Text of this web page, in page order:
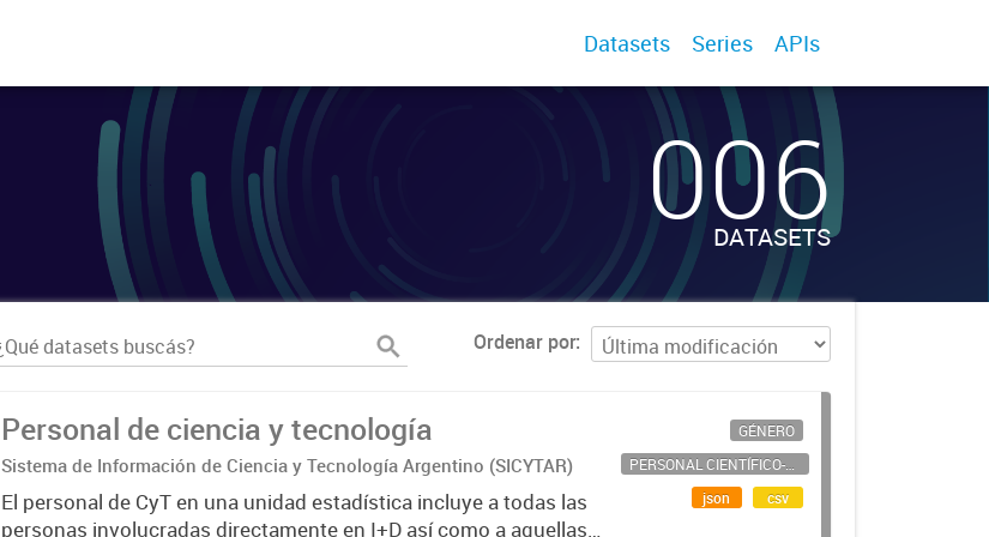
Datasets Series APIs
006
DATASETS
Ordenar por
Personal de ciencia y tecnología
Sistema de Información de Ciencia y Tecnología Argentino (SICYTAR)
El personal de CyT en una unidad estadística incluye a todas las
personas involucradas directamente en I+D así como a aquellas
GÉNERO
PERSONAL CIENTÍFICO-TECNOLÓGICO
json
csv